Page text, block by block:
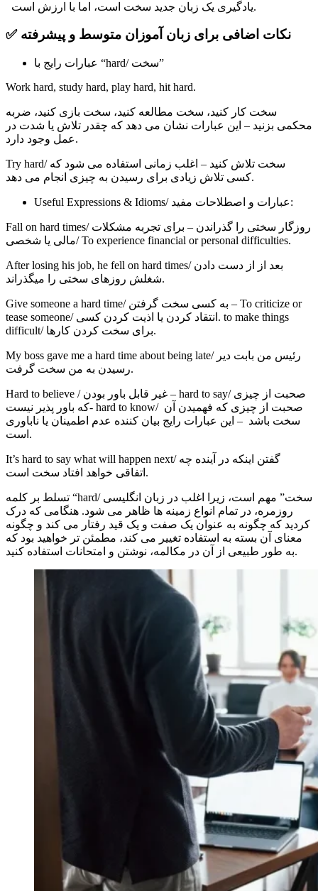
یادگیری یک زبان جدید سخت است، اما با ارزش است.
✅ نکات اضافی برای زبان آموزان متوسط ​​و پیشرفته
عبارات رایج با “hard/ سخت”
Work hard, study hard, play hard, hit hard.
سخت کار کنید، سخت مطالعه کنید، سخت بازی کنید، ضربه
محکمی بزنید – این عبارات نشان می دهد که چقدر تلاش یا شدت در
عمل وجود دارد.
Try hard/ سخت تلاش کنید – اغلب زمانی استفاده می شود که
کسی تلاش زیادی برای رسیدن به چیزی انجام می دهد.
Useful Expressions & Idioms/ عبارات و اصطلاحات مفید:
Fall on hard times/ روزگار سختی را گذراندن – برای تجربه مشکلات
مالی یا شخصی/ To experience financial or personal difficulties.
After losing his job, he fell on hard times/ بعد از از دست دادن
شغلش روزهای سختی را میگذراند.
Give someone a hard time/ به کسی سخت گرفتن – To criticize or
tease someone/ انتقاد کردن یا اذیت کردن کسی. to make things
difficult/ برای سخت کردن کارها.
My boss gave me a hard time about being late/ رئیس من بابت دیر
رسیدن به من سخت گرفت.
Hard to believe / غیر قابل باور بودن – hard to say/ صحبت از چیزی
که باور پذیر نیست- hard to know/ صحبت از چیزی که فهمیدن آن
سخت باشد – این عبارات رایج بیان کننده عدم اطمینان یا ناباوری
است.
It’s hard to say what will happen next/ گفتن اینکه در آینده چه
اتفاقی خواهد افتاد سخت است.
تسلط بر کلمه “hard/ سخت” مهم است، زیرا اغلب در زبان انگلیسی
روزمره، در تمام انواع زمینه ها ظاهر می شود. هنگامی که درک
کردید که چگونه به عنوان یک صفت و یک قید رفتار می کند و چگونه
معنای آن بسته به استفاده تغییر می کند، مطمئن تر خواهید بود که
به طور طبیعی از آن در مکالمه، نوشتن و امتحانات استفاده کنید.